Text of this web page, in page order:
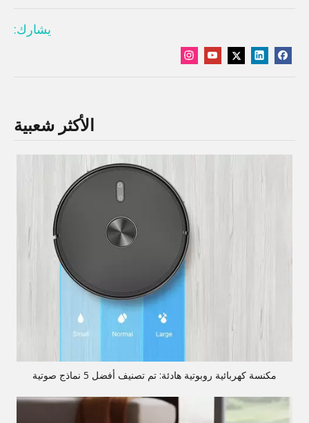
يشارك:
الأكثر شعبية
مكنسة كهربائية روبوتية هادئة: تم تصنيف أفضل 5 نماذج صوتية